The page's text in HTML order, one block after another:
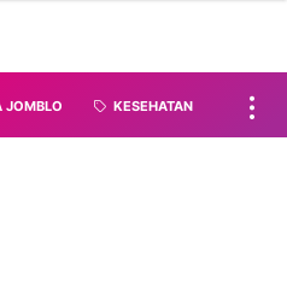
JOMBLO KESEHATAN